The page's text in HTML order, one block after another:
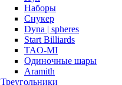
Наборы
Снукер
Dyna | spheres
Start Billiards
TAO-MI
Одиночные шары
Aramith
Треугольники